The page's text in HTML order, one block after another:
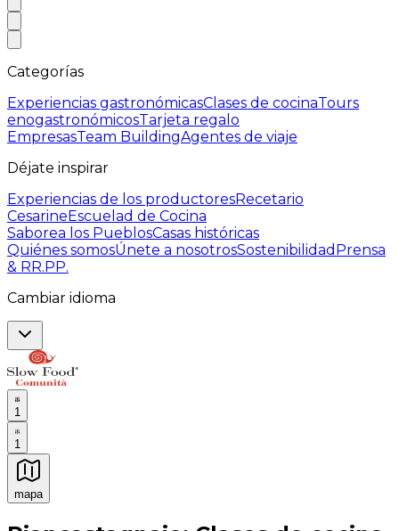
Categorías
Experiencias gastronómicasClases de cocinaTours
enogastronómicosTarjeta regalo
EmpresasTeam BuildingAgentes de viaje
Déjate inspirar
Experiencias de los productoresRecetario
CesarineEscuelad de Cocina
Saborea los PueblosCasas históricas
Quiénes somosÚnete a nosotrosSostenibilidad Prensa
& RR.PP.
Cambiar idioma
1
1
mapa